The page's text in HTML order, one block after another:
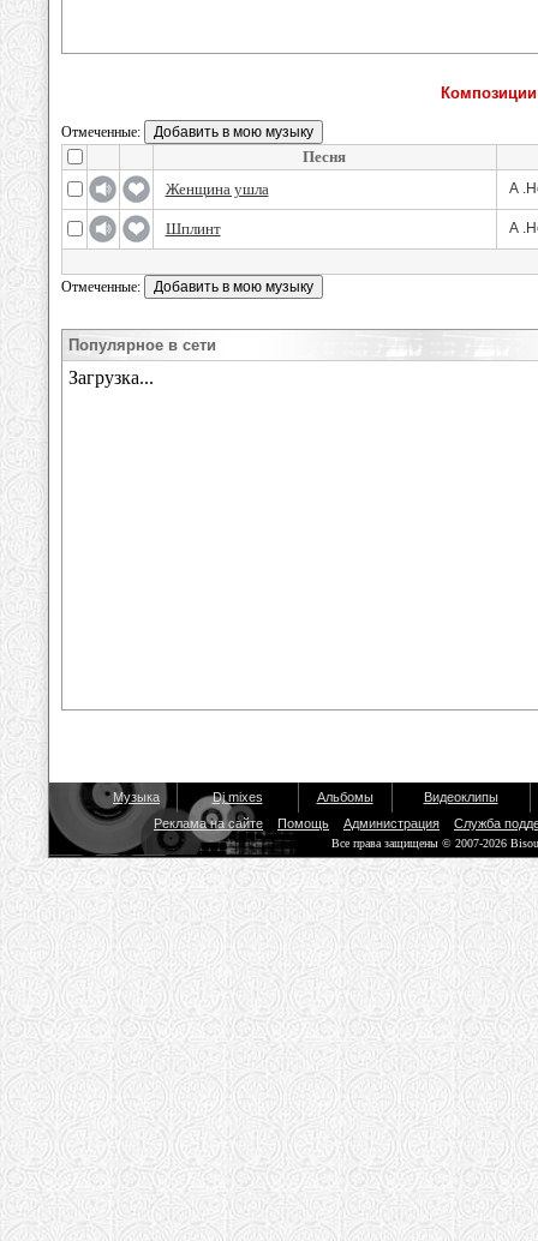
Отмеченные:
Песня
Женщина ушла
А
Шплинт А
Отмеченные:
Популярное в сети
Музыка Dj mixes Альбомы
Видеоклипы
Реклама на сайте
Помощь Администрация Служба
Все права защищены © 2007-2026